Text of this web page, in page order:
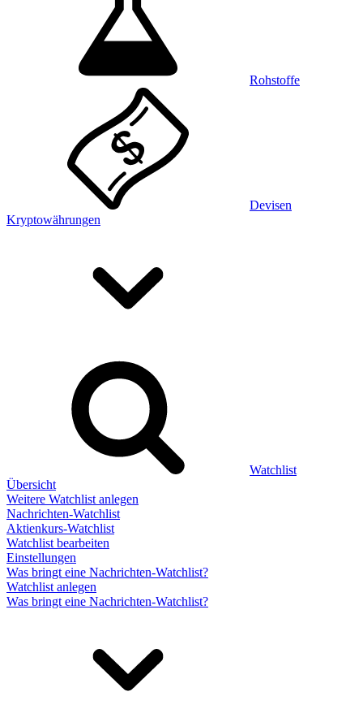
Rohstoffe
Devisen
Kryptowährungen
Watchlist
Übersicht
Weitere Watchlist anlegen
Nachrichten-Watchlist
Aktienkurs-Watchlist
Watchlist bearbeiten
Einstellungen
Was bringt eine Nachrichten-Watchlist?
Watchlist anlegen
Was bringt eine Nachrichten-Watchlist?